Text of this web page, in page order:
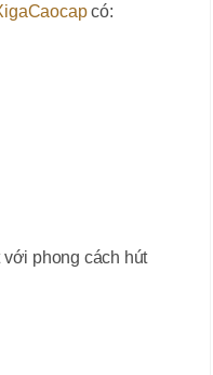
có:
phong cách hút